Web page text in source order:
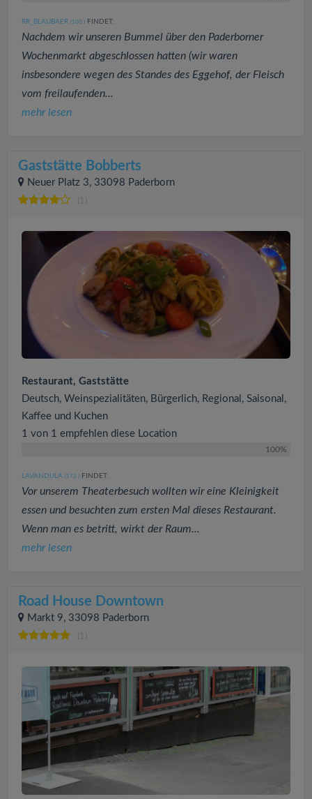
RR_BLAUBAER (100 ) FINDET:
Nachdem wir unseren Bummel über den Paderborner
Wochenmarkt abgeschlossen hatten (wir waren
insbesondere wegen des Standes des Eggehof, der Fleisch
vom freilaufenden...
mehr lesen
Gaststätte Bobberts
Neuer Platz 3, 33098 Paderborn
(1)
Restaurant, Gaststätte
Deutsch, Weinspezialitäten, Bürgerlich, Regional, Saisonal,
Kaffee und Kuchen
1 von 1 empfehlen diese Location
100%
LAVANDULA (172 ) FINDET:
Vor unserem Theaterbesuch wollten wir eine Kleinigkeit
essen und besuchten zum ersten Mal dieses Restaurant.
Wenn man es betritt, wirkt der Raum...
mehr lesen
Road House Downtown
Markt 9, 33098 Paderborn